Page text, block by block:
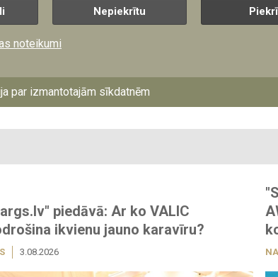
raidierakstau “Droši ir zināt”, kurā Ģeopolitikas
kritiskās infrastruktūras noturību, kas to šobrīd
drošības veicināšanā?
piedāvā: Ar ko VALIC
ikvienu jauno karavīru?
3.08.2026
Nepiekrītu
noteikumi
par izmantotajām sīkdatnēm